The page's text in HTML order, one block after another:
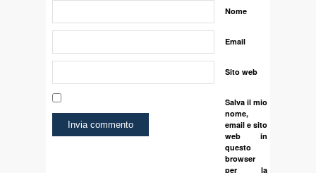
Nome
Email
Sito web
Salva il mio
nome,
email e sito
web in
questo
browser
per la